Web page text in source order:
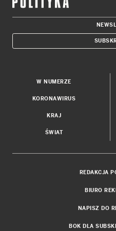
W NUMERZE
KORONAWIRUS
KRAJ
ŚWIAT
REDAKCJA
BIURO
NAPISZ DO
BOK DLA